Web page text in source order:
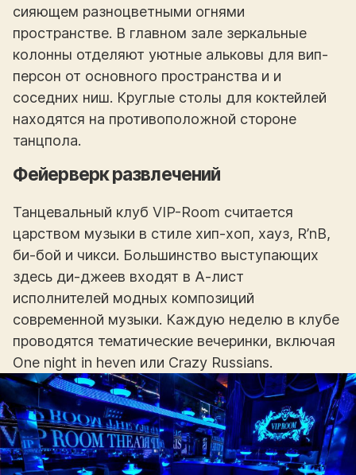
сияющем разноцветными огнями
пространстве. В главном зале зеркальные
колонны отделяют уютные альковы для вип-
персон от основного пространства и и
соседних ниш. Круглые столы для коктейлей
находятся на противоположной стороне
танцпола.
Фейерверк развлечений
Танцевальный клуб VIP-Room считается
царством музыки в стиле хип-хоп, хауз, R’nB,
би-бой и чикси. Большинство выступающих
здесь ди-джеев входят в А-лист
исполнителей модных композиций
современной музыки. Каждую неделю в клубе
проводятся тематические вечеринки, включая
One night in heven или Crazy Russians.